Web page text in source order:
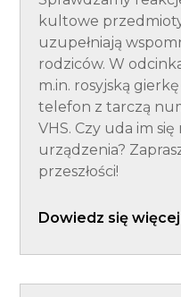
kultowe
uzupełniają
rodziców. W
m.in. rosyjską
telefon z tarczą
VHS. Czy uda im
urządzenia?
przeszłości!
Dowiedz się więcej